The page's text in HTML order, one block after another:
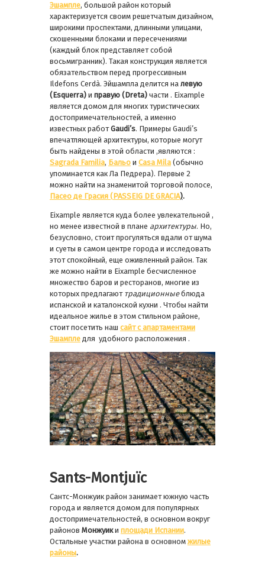
Эшампле, большой район который
характеризуется своим решетчатым дизайном,
широкими проспектами, длинными улицами,
скошенными блоками и пересечениями
(каждый блок представляет собой
восьмигранник). Такая конструкция является
обязательством перед прогрессивным
Ildefons Cerdà. Эйшампла делится на левую
(Esquerra) и правую (Dreta) части . Eixample
является домом для многих туристических
достопримечательностей, а именно
известных работGaudi’s. Примеры Gaudi’s
впечатляющей архитектуры, которые могут
быть найдены в этой области ,являются :
Sagrada Familia, Бальо и Casa Mila (обычно
упоминается как Ла Педрера). Первые 2
можно найти на знаменитой торговой полосе,
Пасео де Грасия ( PASSEIG DE GRACIA).
Eixample является куда более увлекательной ,
но менее известной в плане архитектуры. Но,
безусловно, стоит прогуляться вдали от шума
и суеты в самом центре города и исследовать
этот спокойный, еще оживленный район. Так
же можно найти в Eixample бесчисленное
множество баров и ресторанов, многие из
которых предлагают традиционныеблюда
испанской и каталонской кухни . Чтобы найти
идеальное жилье в этом стильном районе,
стоит посетить наш сайт с апартаментами
Эшампле для удобного расположения .
Sants-Montjuïc
Сантс-Монжуик район занимает южную часть
города и является домом для популярных
достопримечательностей, в основном вокруг
районов Монжуики площади Испании.
Остальные участки района в основном жилые
районы.